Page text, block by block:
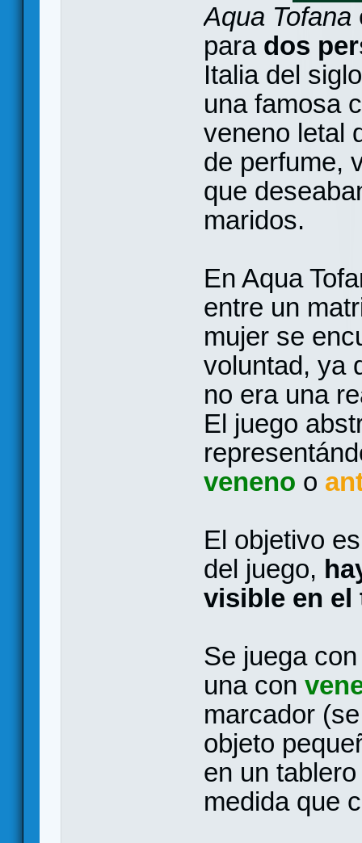
Aqua Tofana
para dos
Italia del
una famosa
veneno letal
de perfume,
que
maridos.
En Aqua
entre un
mujer se
voluntad, ya
no era una
El juego
veneno o
El objetivo
del juego,
visible en el
Se juega
una con
marcador
objeto
en un
medida que